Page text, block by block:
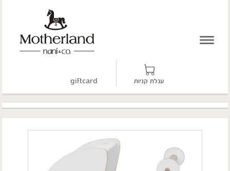
עגלת קניות giftcard